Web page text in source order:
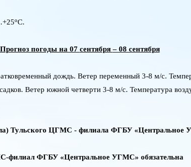
оС.
Прогноз погоды на 07 сентября– 08 сентября
дождь. Ветер переменный 3-8 м/с.
Ветер южной четверти 3-8 м/с. Температура
Тульского ЦГМС - филиала ФГБУ
филиал ФГБУ «Центральное УГМС» обязательна